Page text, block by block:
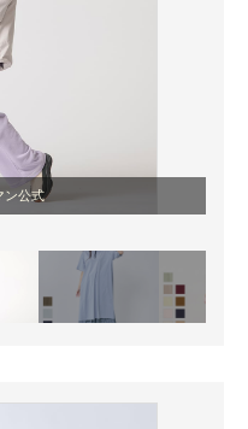
ン公式